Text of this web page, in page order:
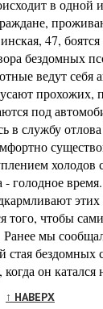
в одной
47,
бездомных
ведут себя
прохожих,
под
в службу отлова
холодов
- голодное
того, чтобы
Ранее мы
стая бездомных
он катался
↑ НАВЕРХ